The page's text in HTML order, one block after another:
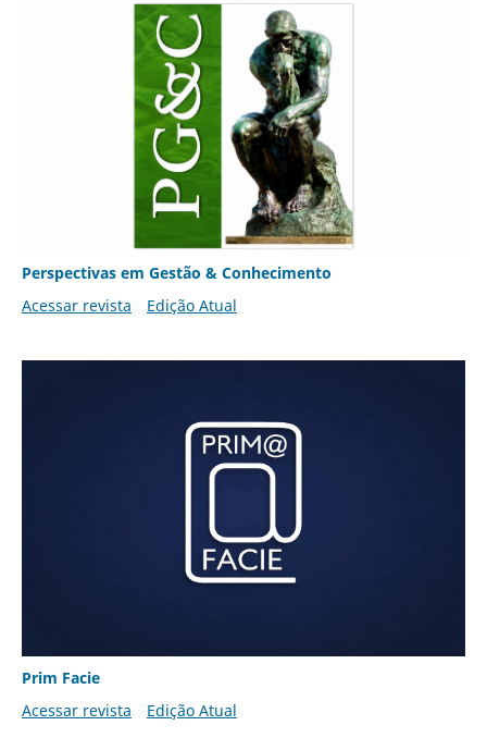
Perspectivas em Gestão & Conhecimento
Acessar revista
Edição Atual
Prim Facie
Acessar revista
Edição Atual